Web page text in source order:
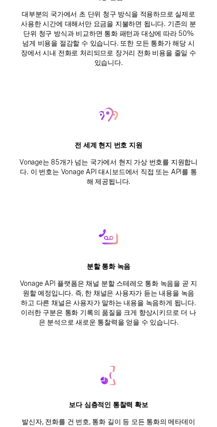
대부분의 국가에서 초 단위 청구 방식을 적용하므로 실제로
사용한 시간에 대해서만 요금을 지불하면 됩니다. 기존의 분
단위 청구 방식과 비교하면 통화 패턴과 대상에 따라 50%
넘게 비용을 절감할 수 있습니다. 또한 모든 통화가 해당 시
장에서 시내 전화로 처리되므로 장거리 전화 비용을 줄일 수
있습니다.
전 세계 현지 번호 지원
Vonage는 85개가 넘는 국가에서 현지 가상 번호를 지원합니
다. 이 번호는 Vonage API 대시보드에서 직접 또는 API를 통
해 제공됩니다.
분할 통화 녹음
Vonage API 플랫폼은 채널 분할 스테레오 통화 녹음을 곧 지
원할 예정입니다. 즉, 한 채널은 사용자가 듣는 내용을 녹음
하고 다른 채널은 사용자가 말하는 내용을 녹음하게 됩니다.
이러한 구분은 통화 기록의 품질을 크게 향상시키므로 더 나
은 분석으로 새로운 통찰력을 얻을 수 있습니다.
보다 심층적인 통찰력 확보
발신자, 전화를 건 번호, 통화 길이 등 모든 통화의 메타데이